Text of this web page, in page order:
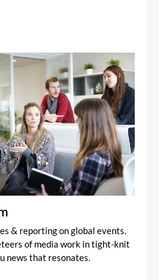
& reporting on global events.
of media work in tight-knit
news that resonates.